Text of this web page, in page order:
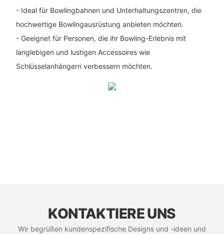
- Ideal für Bowlingbahnen und Unterhaltungszentren, die
hochwertige Bowlingausrüstung anbieten möchten.
- Geeignet für Personen, die ihr Bowling-Erlebnis mit
langlebigen und lustigen Accessoires wie
Schlüsselanhängern verbessern möchten.
KONTAKTIERE UNS
Wir begrüßen kundenspezifische Designs und -ideen und